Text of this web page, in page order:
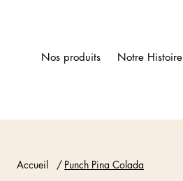
Nos produits Notre Histoire
Accueil / Punch Pina Colada